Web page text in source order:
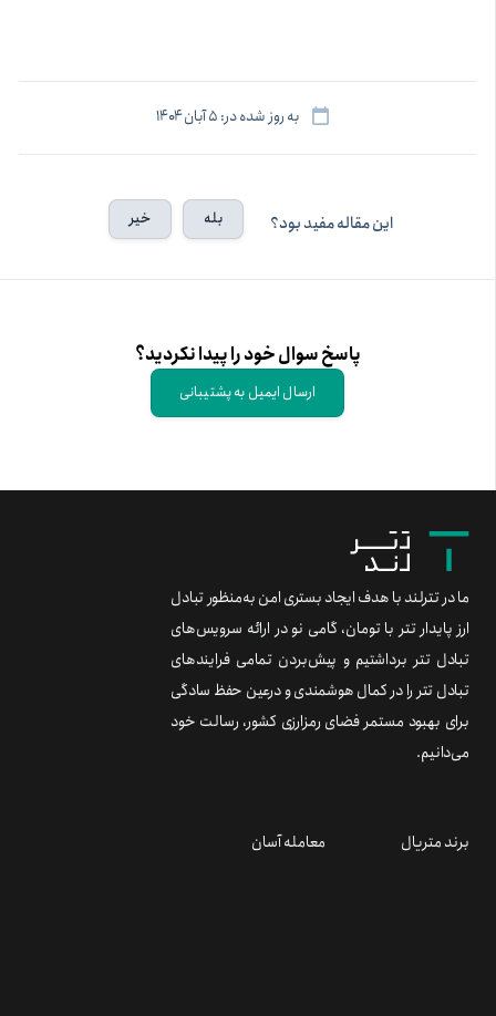
به روز شده در: ۵ آبان ۱۴۰۴
این مقاله مفید بود؟ بله خیر
پاسخ سوال خود را پیدا نکردید؟
ارسال ایمیل به پشتیبانی
ما در تترلند با هدف ایجاد بستری امن به‌منظور تبادل
ارز پایدار تتر با تومان، گامی نو در ارائه سرویس‌های
تبادل تتر برداشتیم و پیش‌بردن تمامی فرایندهای
تبادل تتر را در کمال هوشمندی و درعین حفظ سادگی
برای بهبود مستمر فضای رمزارزی کشور، رسالت خود
می‌دانیم.
برند متریال معامله آسان